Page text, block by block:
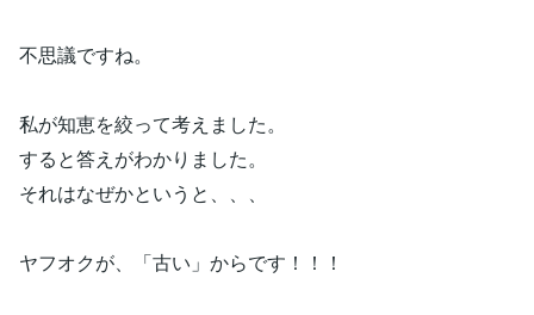
不思議ですね。
私が知恵を絞って考えました。
すると答えがわかりました。
それはなぜかというと、、、
ヤフオクが、「古い」からです！！！